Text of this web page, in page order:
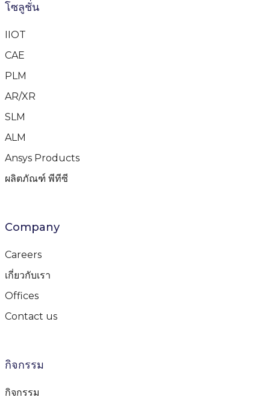
โซลูชั่น
IIOT
CAE
PLM
AR/XR
SLM
ALM
Ansys Products
ผลิตภัณฑ์ พีทีซี
Company
Careers
เกี่ยวกับเรา
Offices
Contact us
กิจกรรม
กิจกรรม